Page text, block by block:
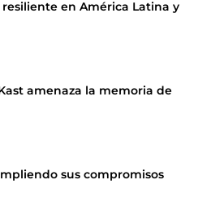
en América Latina y
amenaza la memoria de
sus compromisos